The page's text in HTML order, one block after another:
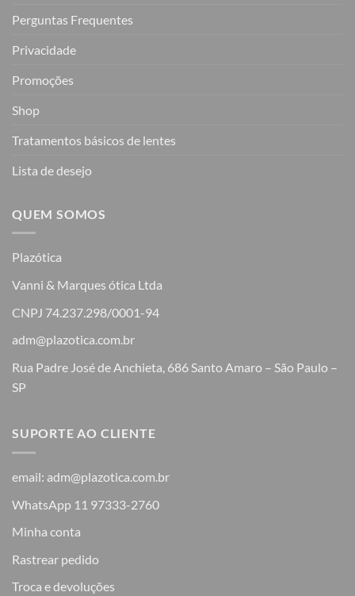
Perguntas Frequentes
Privacidade
Promoções
Shop
Tratamentos básicos de lentes
Lista de desejo
QUEM SOMOS
Plazótica
Vanni & Marques ótica Ltda
CNPJ 74.237.298/0001-94
adm@plazotica.com.br
Rua Padre José de Anchieta, 686 Santo Amaro – São Paulo –
SP
SUPORTE AO CLIENTE
email: adm@plazotica.com.br
WhatsApp 11 97333-2760
Minha conta
Rastrear pedido
Troca e devoluções